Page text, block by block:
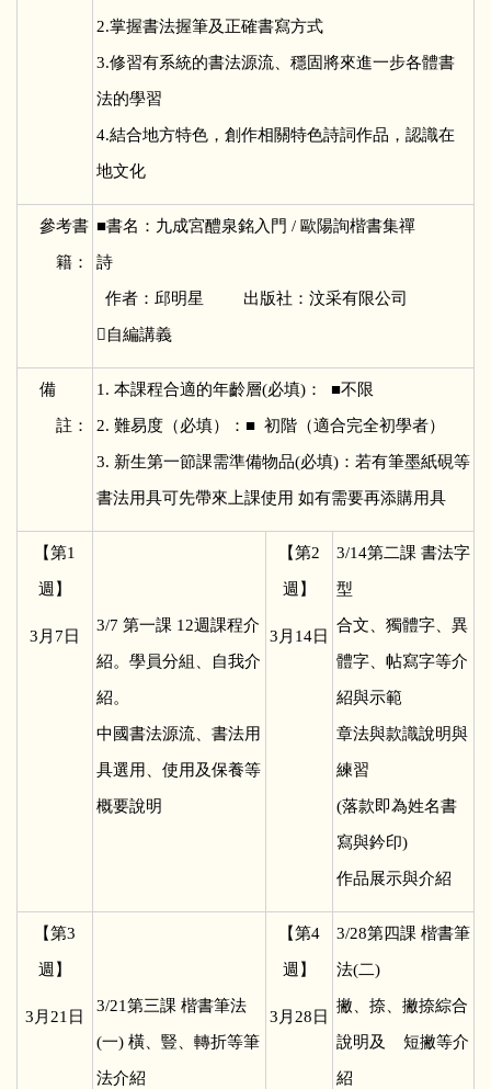
2.掌握書法握筆及正確書寫方式
3.修習有系統的書法源流、穩固將來進一步各體書
法的學習
4.結合地方特色，創作相關特色詩詞作品，認識在
地文化
參考書
籍：
■書名：九成宮醴泉銘入門 / 歐陽詢楷書集禪
詩
作者：邱明星 出版社：汶采有限公司
自編講義
備
註：
1. 本課程合適的年齡層(必填)： ■不限
2. 難易度（必填）：■ 初階（適合完全初學者）
3. 新生第一節課需準備物品(必填)：若有筆墨紙硯等
書法用具可先帶來上課使用 如有需要再添購用具
【第1
週】
3 月7日
3/7 第一課 12週課程介
紹。學員分組、自我介
紹。
中國書法源流、書法用
具選用、使用及保養等
概要說明
【第2
週】
3 月14日
3/14第二課 書法字
型
合文、獨體字、異
體字、帖寫字等介
紹與示範
章法與款識說明與
練習
(落款即為姓名書
寫與鈐印)
作品展示與介紹
【第3
週】
3 月21日
3/21第三課 楷書筆法
(一) 橫、豎、轉折等筆
法介紹
【第4
週】
3 月28日
3/28第四課 楷書筆
法(二)
撇、捺、撇捺綜合
說明及 短撇等介
紹